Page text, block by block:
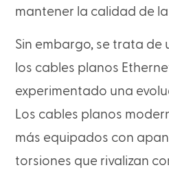
mantener la calidad de la
Sin embargo, se trata de
los cables planos
experimentado una
Los cables planos
más equipados con
torsiones que rivalizan